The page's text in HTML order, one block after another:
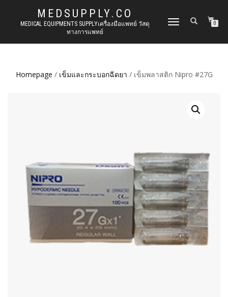
MEDSUPPLY.CO
MEDICAL EQUIPMENTS SUPPLYเครื่องมือแพทย์ วัสดุ
ทางการแพทย์
TOGGLE
0
Homepage / เข็มและกระบอกฉีดยา / เข็มพลาสติก Nipro #27G